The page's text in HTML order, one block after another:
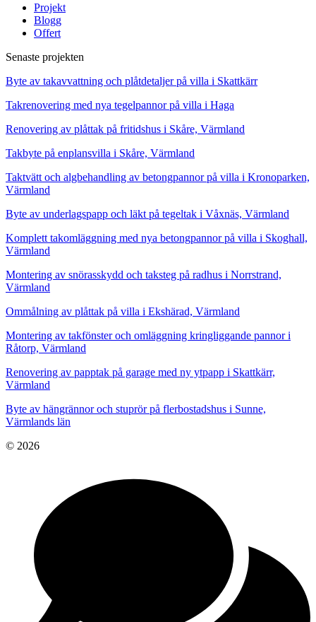
Projekt
Blogg
Offert
Senaste projekten
Byte av takavvattning och plåtdetaljer på villa i Skattkärr
Takrenovering med nya tegelpannor på villa i Haga
Renovering av plåttak på fritidshus i Skåre, Värmland
Takbyte på enplansvilla i Skåre, Värmland
Taktvätt och algbehandling av betongpannor på villa i Kronoparken,
Värmland
Byte av underlagspapp och läkt på tegeltak i Våxnäs, Värmland
Komplett takomläggning med nya betongpannor på villa i Skoghall,
Värmland
Montering av snörasskydd och taksteg på radhus i Norrstrand,
Värmland
Ommålning av plåttak på villa i Ekshärad, Värmland
Montering av takfönster och omläggning kringliggande pannor i
Råtorp, Värmland
Renovering av papptak på garage med ny ytpapp i Skattkärr,
Värmland
Byte av hängrännor och stuprör på flerbostadshus i Sunne,
Värmlands län
© 2026